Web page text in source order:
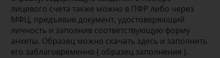
лицевого счета также можно в ПФР либо через
МФЦ, предъявив документ, удостоверяющий
личность и заполнив соответствующую форму
анкеты. Образец можно скачать здесь и заполнить
его заблаговременно ( образец заполнения ).